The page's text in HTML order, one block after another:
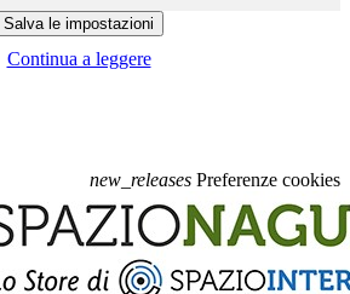
Continua a leggere
new_releases Preferenze cookies